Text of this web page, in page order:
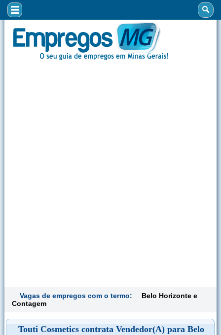
Vagas de empregos com o termo:
Belo Horizonte e
Contagem
Touti Cosmetics contrata Vendedor(A) para Belo